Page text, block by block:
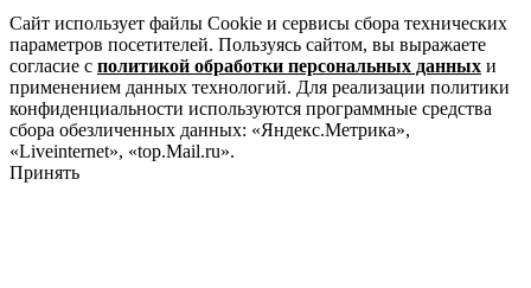
Сайт использует файлы Cookie и сервисы сбора технических
параметров посетителей. Пользуясь сайтом, вы выражаете
согласие с политикой обработки персональных данных и
применением данных технологий. Для реализации политики
конфиденциальности используются программные средства
сбора обезличенных данных: «Яндекс.Метрика»,
«Liveinternet», «top.Mail.ru».
Принять